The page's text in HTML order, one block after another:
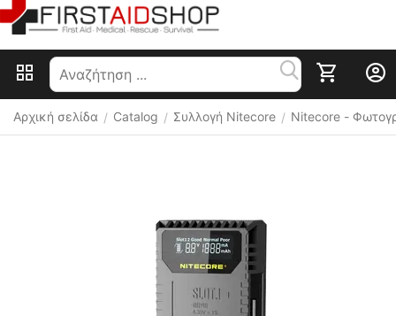
Αρχική σελίδα / Catalog / Συλλογή Nitecore / Nitecore -